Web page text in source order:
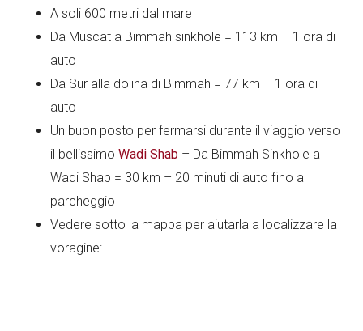
A soli 600 metri dal mare
Da Muscat a Bimmah sinkhole = 113 km – 1 ora di
auto
Da Sur alla dolina di Bimmah = 77 km – 1 ora di
auto
Un buon posto per fermarsi durante il viaggio verso
il bellissimoWadi Shab – Da Bimmah Sinkhole a
Wadi Shab = 30 km – 20 minuti di auto fino al
parcheggio
Vedere sotto la mappa per aiutarla a localizzare la
voragine: